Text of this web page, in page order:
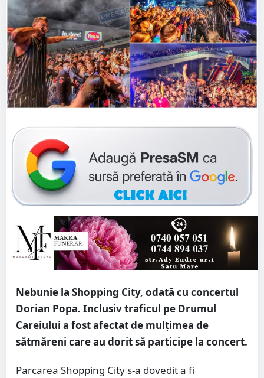
Nebunie la Shopping City, odată cu concertul
Dorian Popa. Inclusiv traficul pe Drumul
Careiului a fost afectat de mulțimea de
sătmăreni care au dorit să participe la concert.
Parcarea Shopping City s-a dovedit a fi